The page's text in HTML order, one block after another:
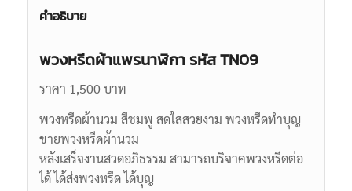
คำอธิบาย
พวงหรีดผ้าแพรนาฬิกา รหัส TN09
ราคา 1,500 บาท
พวงหรีดผ้านวม สีชมพู สดใสสวยงาม พวงหรีดทำบุญ
ขายพวงหรีดผ้านวม
หลังเสร็จงานสวดอภิธรรม สามารถบริจาคพวงหรีดต่อ
ได้ ได้ส่งพวงหรีด ได้บุญ